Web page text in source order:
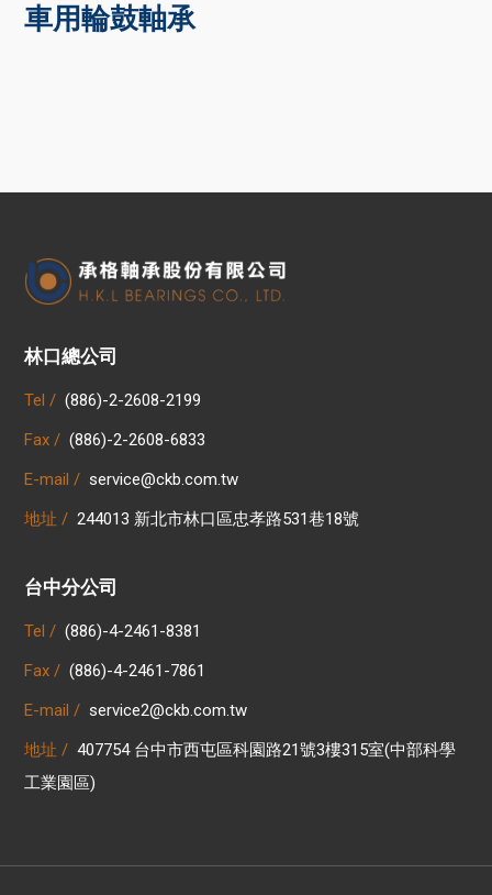
車用輪鼓軸承
林口總公司
Tel / (886)-2-2608-2199
Fax / (886)-2-2608-6833
E-mail / service@ckb.com.tw
地址 / 244013 新北市林口區忠孝路531巷18號
台中分公司
Tel / (886)-4-2461-8381
Fax / (886)-4-2461-7861
E-mail / service2@ckb.com.tw
地址 / 407754 台中市西屯區科園路21號3樓315室(中部科學
工業園區)